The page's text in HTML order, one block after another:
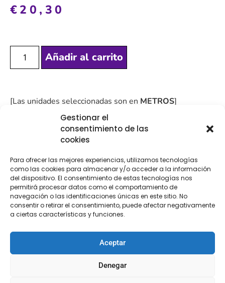
Gestionar el
consentimiento de las
cookies
Para ofrecer las mejores experiencias, utilizamos tecnologías
como las cookies para almacenar y/o acceder a la información
del dispositivo. El consentimiento de estas tecnologías nos
permitirá procesar datos como el comportamiento de
navegación o las identificaciones únicas en este sitio. No
consentir o retirar el consentimiento, puede afectar negativamente
a ciertas características y funciones.
Aceptar
Denegar
€20,30
Añadir al carrito
[Las unidades seleccionadas son en METROS]
COMPRA
SEGURA
ENVÍO 24-48H TIENDA FÍSICA
Descripción
Punta tul bordado 13.5 cm